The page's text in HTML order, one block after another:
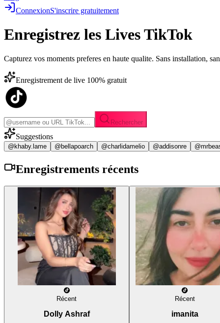
ConnexionS'inscrire gratuitement
Enregistrez les Lives TikTok
Capturez vos moments preferes en haute qualite. Sans installation,
Enregistrement de live 100% gratuit
Rechercher
Suggestions
@khaby.lame @bellapoarch @charlidamelio @addisonre
Enregistrements récents
Récent
Dolly Ashraf
Récent
imanita